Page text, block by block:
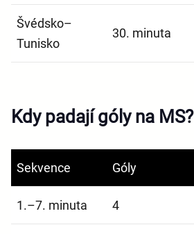
Švédsko–
Tunisko
30. minuta
Kdy padají góly na MS?
Sekvence Góly
1.–7. minuta 4